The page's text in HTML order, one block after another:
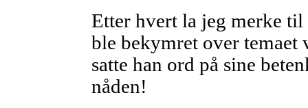
Etter hvert la jeg merke
ble bekymret over temaet
satte han ord på sine
nåden!